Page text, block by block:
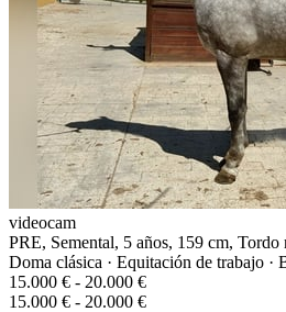
videocam
PRE, Semental, 5 años, 159 cm, Tordo
Doma clásica · Equitación de trabajo ·
15.000 € - 20.000 €
15.000 € - 20.000 €